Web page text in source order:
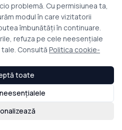
problemă. Cu permisiunea ta,
modul în care vizitatorii
îmbunătăți în continuare.
refuza pe cele neesențiale
Consultă Politica cookie-
toate